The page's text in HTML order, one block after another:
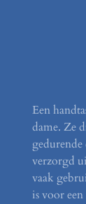
Een
dame. Ze
verzorgd
vaak
is voor